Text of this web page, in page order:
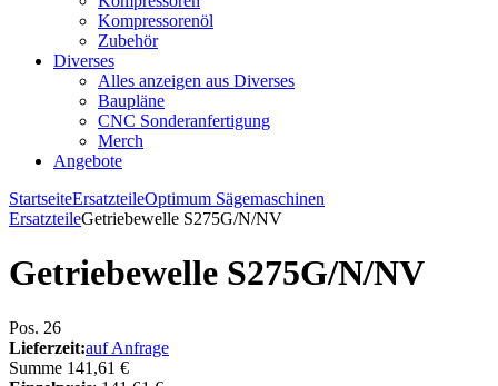
Kompressorenöl
Zubehör
Diverses
Alles anzeigen aus Diverses
Baupläne
CNC Sonderanfertigung
Merch
Angebote
StartseiteErsatzteileOptimum Sägemaschinen
ErsatzteileGetriebewelle S275G/N/NV
Getriebewelle S275G/N/NV
Pos. 26
Lieferzeit:auf Anfrage
Summe 141,61 €